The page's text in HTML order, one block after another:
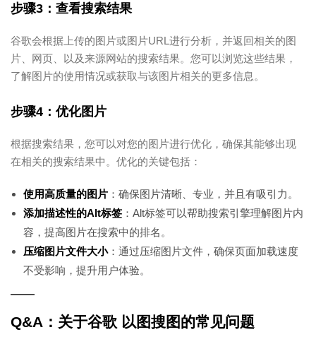
步骤3：查看搜索结果
谷歌会根据上传的图片或图片URL进行分析，并返回相关的图
片、网页、以及来源网站的搜索结果。您可以浏览这些结果，
了解图片的使用情况或获取与该图片相关的更多信息。
步骤4：优化图片
根据搜索结果，您可以对您的图片进行优化，确保其能够出现
在相关的搜索结果中。优化的关键包括：
使用高质量的图片 ：确保图片清晰、专业，并且有吸引力。
添加描述性的Alt标签 ：Alt标签可以帮助搜索引擎理解图片内
容，提高图片在搜索中的排名。
压缩图片文件大小：通过压缩图片文件，确保页面加载速度
不受影响，提升用户体验。
Q&A：关于谷歌 以图搜图的常见问题